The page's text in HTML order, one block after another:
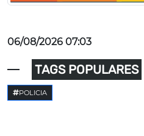
06/08/2026 07:03
TAGS POPULARES
POLICIA